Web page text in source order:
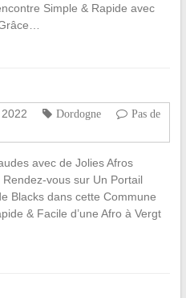
Simple & Rapide avec
Dordogne
Pas de
avec de Jolies Afros
vous sur Un Portail
Blacks dans cette Commune
& Facile d’une Afro à Vergt